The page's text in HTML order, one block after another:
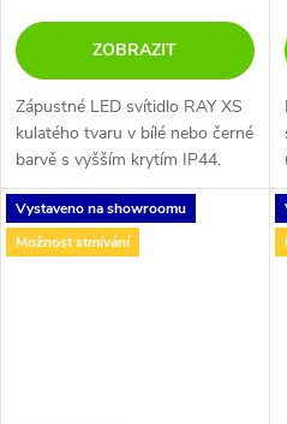
ZOBRAZIT
Zápustné LED svítidlo RAY XS
kulatého tvaru v bílé nebo černé
barvě s vyšším krytím IP44.
Vystaveno na showroomu
Možnost stmívání